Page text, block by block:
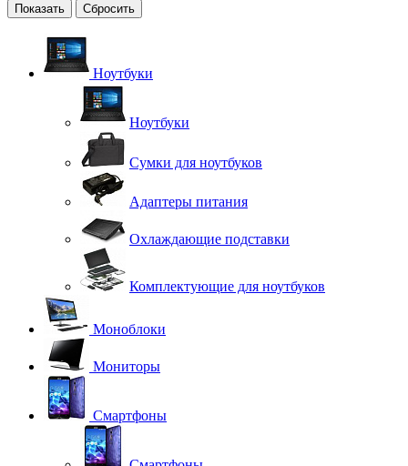
Сбросить
Ноутбуки
Ноутбуки
Сумки для ноутбуков
Адаптеры питания
Охлаждающие подставки
Комплектующие для ноутбуков
Моноблоки
Мониторы
Смартфоны